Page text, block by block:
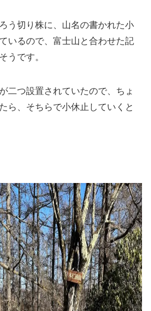
う切り株に、山名の書かれた小
いるので、富士山と合わせた記
うです。
二つ設置されていたので、ちょ
ら、そちらで小休止していくと